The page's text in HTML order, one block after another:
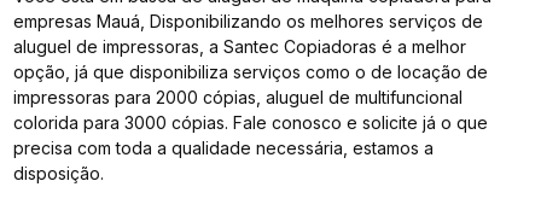
empresas Mauá, Disponibilizando os melhores serviços de
aluguel de impressoras, a Santec Copiadoras é a melhor
opção, já que disponibiliza serviços como o de locação de
impressoras para 2000 cópias, aluguel de multifuncional
colorida para 3000 cópias. Fale conosco e solicite já o que
precisa com toda a qualidade necessária, estamos a
disposição.